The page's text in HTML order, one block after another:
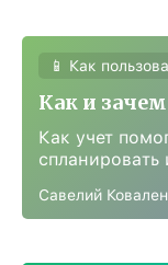
📱 Как
Как и
Как учет
Савелий